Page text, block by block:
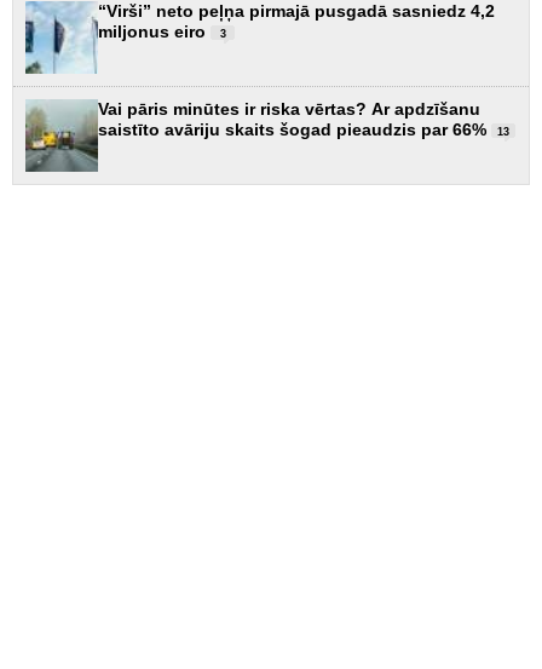
“Virši” neto peļņa pirmajā pusgadā sasniedz 4,2
miljonus eiro
3
Vai pāris minūtes ir riska vērtas? Ar apdzīšanu
saistīto avāriju skaits šogad pieaudzis par 66%
13